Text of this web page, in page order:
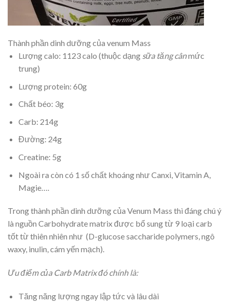
Thành phần dinh dưỡng của venum Mass
Lượng calo: 1123 calo (thuộc dạng sữa tăng cânmức
trung)
Lượng protein: 60g
Chất béo: 3g
Carb: 214g
Đường: 24g
Creatine: 5g
Ngoài ra còn có 1 số chất khoáng như Canxi, Vitamin A,
Magie….
Trong thành phần dinh dưỡng của Venum Mass thì đáng chú ý
là nguồn Carbohydrate matrix được bổ sung từ 9 loại carb
tốt từ thiên nhiên như (D-glucose saccharide polymers, ngô
waxy, inulin, cám yến mạch).
Ưu điểm của Carb Matrix đó chính là:
Tăng năng lượng ngay lập tức và lâu dài